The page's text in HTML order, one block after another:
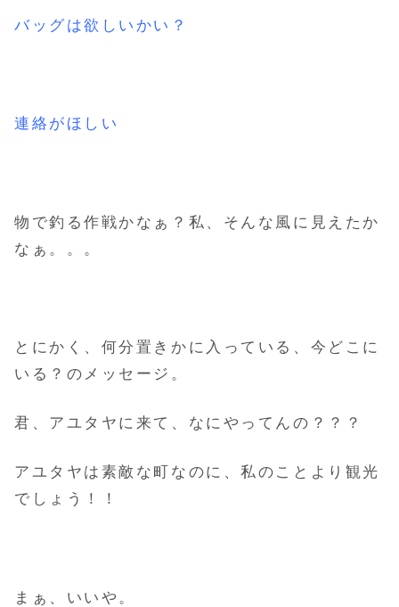
バッグは欲しいかい？
連絡がほしい
物で釣る作戦かなぁ？私、そんな風に見えたか
なぁ。。。
とにかく、何分置きかに入っている、今どこに
いる？のメッセージ。
君、アユタヤに来て、なにやってんの？？？
アユタヤは素敵な町なのに、私のことより観光
でしょう！！
まぁ、いいや。